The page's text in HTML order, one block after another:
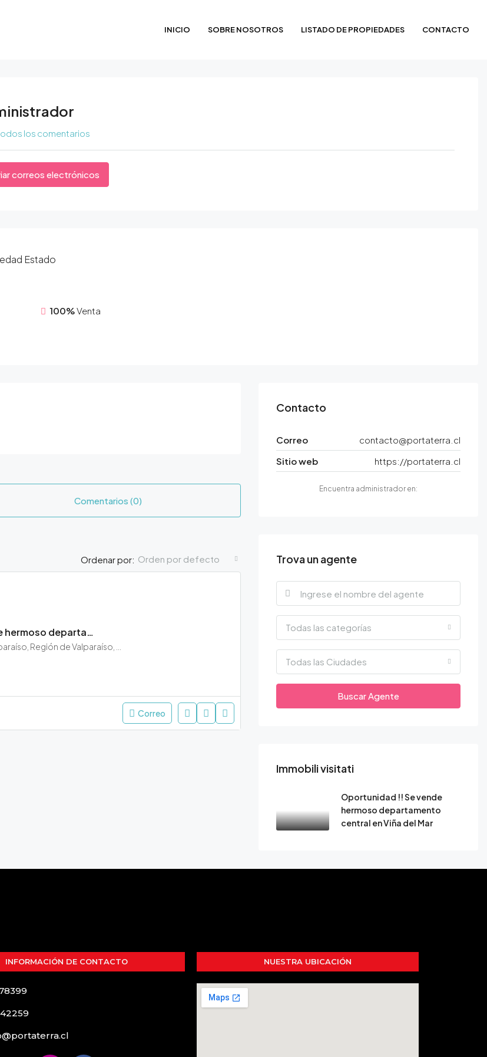
INICIO SOBRE NOSOTROS LISTADO DE PROPIEDADES CONTACTO
los comentarios
correos electrónicos
Estado
100%Venta
Comentarios (0)
Ordenar por: Orden por defecto
Oportunidad !! Se vende hermoso departamento central en Viña del Mar
Correo
Contacto
Correo
contacto@portaterra.cl
Sitio web
https://portaterra.cl
Encuentra administrador en:
Trova un agente
Todas las categorías
Todas las Ciudades
Buscar Agente
Immobili visitati
Oportunidad !! Se vende
hermoso departamento
central en Viña del Mar
INFORMACIÓN DE CONTACTO NUESTRA UBICACIÓN